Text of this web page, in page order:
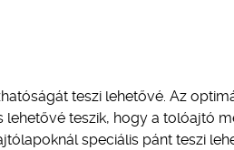
teszi lehetővé. Az
teszik, hogy a tolóajtó
speciális pánt teszi